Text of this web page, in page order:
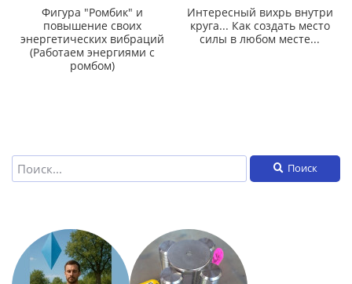
Фигура "Ромбик" и
повышение своих
энергетических вибраций
(Работаем энергиями с
ромбом)
Интересный вихрь внутри
круга... Как создать место
силы в любом месте...
Поиск